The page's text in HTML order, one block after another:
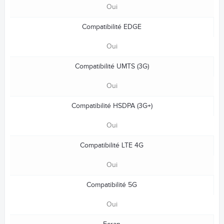
Oui
Compatibilité EDGE
Oui
Compatibilité UMTS (3G)
Oui
Compatibilité HSDPA (3G+)
Oui
Compatibilité LTE 4G
Oui
Compatibilité 5G
Oui